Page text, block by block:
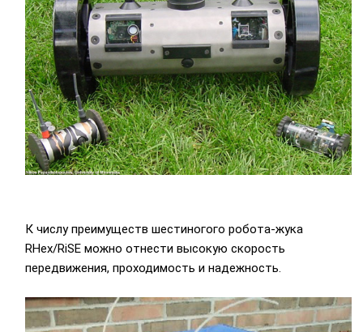
К числу преимуществ шестиногого робота-жука
RHex/RiSE можно отнести высокую скорость
передвижения, проходимость и надежность.